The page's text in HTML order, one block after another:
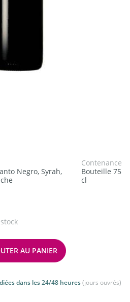
Negro, Syrah,
Contenance
Bouteille 75
cl
AU PANIER
dans les 24/48 heures(jours ouvrés)